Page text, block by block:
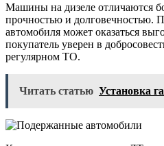
Машины на дизеле отличаются
прочностью и долговечностью.
автомобиля может оказаться
покупатель уверен в
регулярном ТО.
Читать статью Установка